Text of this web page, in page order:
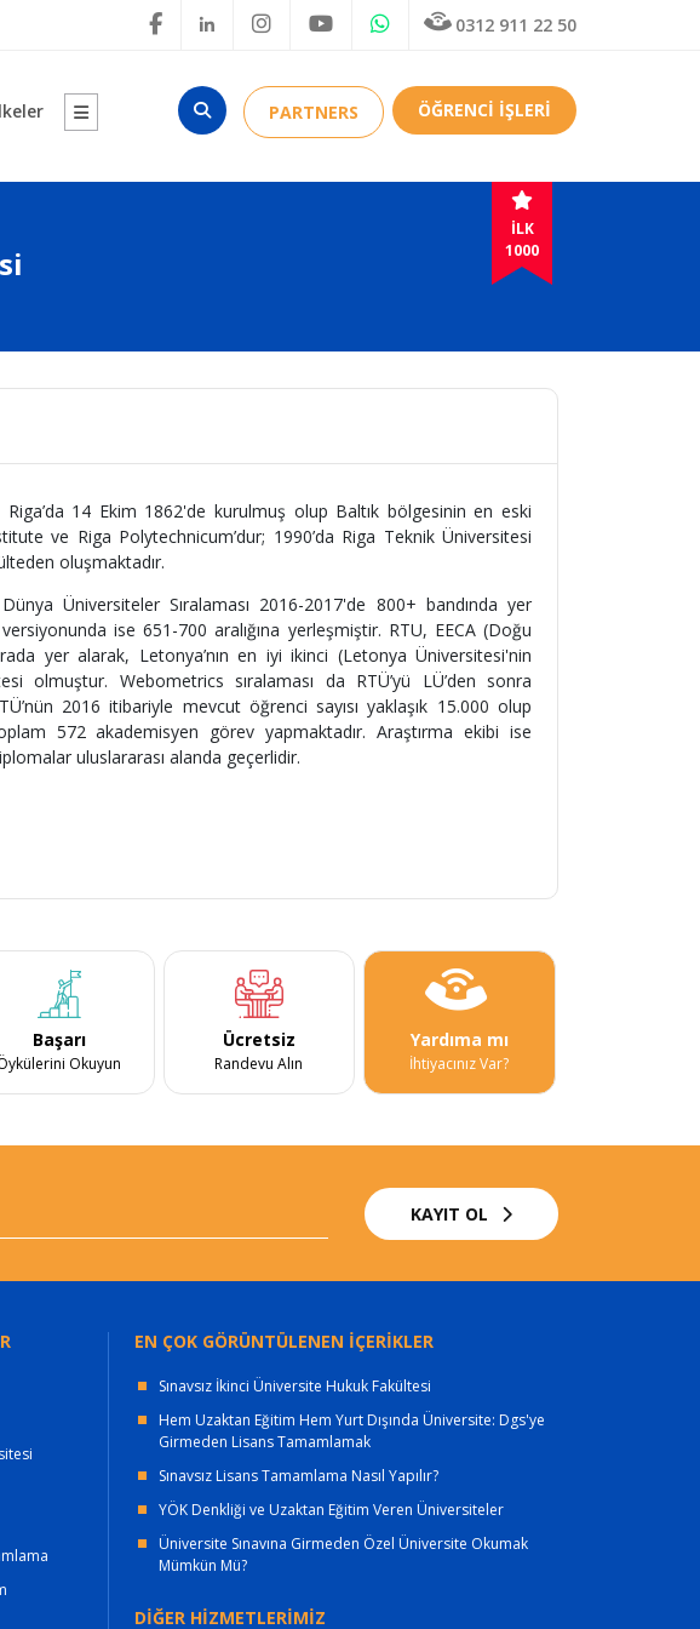
0312 911 22 50
PARTNERS ÖĞRENCİ İŞLERİ
İLK
1000
14 Ekim 1862'de kurulmuş olup Baltık bölgesinin en eski
ve Riga Polytechnicum’dur; 1990’da Riga Teknik Üniversitesi
oluşmaktadır.
Üniversiteler Sıralaması 2016-2017'de 800+ bandında yer
ise 651-700 aralığına yerleşmiştir. RTU, EECA (Doğu
yer alarak, Letonya’nın en iyi ikinci (Letonya Üniversitesi'nin
olmuştur. Webometrics sıralaması da RTÜ’yü LÜ’den sonra
2016 itibariyle mevcut öğrenci sayısı yaklaşık 15.000 olup
572 akademisyen görev yapmaktadır. Araştırma ekibi ise
uluslararası alanda geçerlidir.
Başarı
Okuyun
Ücretsiz
Randevu Alın
Yardıma mı
İhtiyacınız Var?
KAYIT OL
EN ÇOK GÖRÜNTÜLENEN İÇERİKLER
Sınavsız İkinci Üniversite Hukuk Fakültesi
Hem Uzaktan Eğitim Hem Yurt Dışında Üniversite: Dgs'ye
Girmeden Lisans Tamamlamak
Sınavsız Lisans Tamamlama Nasıl Yapılır?
YÖK Denkliği ve Uzaktan Eğitim Veren Üniversiteler
Üniversite Sınavına Girmeden Özel Üniversite Okumak
Mümkün Mü?
DİĞER HİZMETLERİMİZ